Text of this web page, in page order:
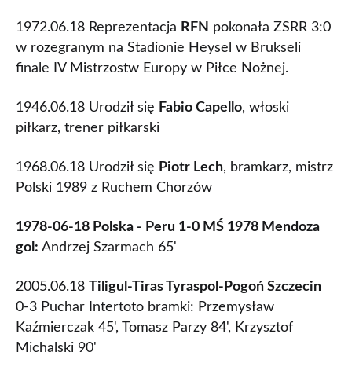
1972.06.18 Reprezentacja RFN pokonała ZSRR 3:0
w rozegranym na Stadionie Heysel w Brukseli
finale IV Mistrzostw Europy w Piłce Nożnej.
1946.06.18 Urodził się Fabio Capello, włoski
piłkarz, trener piłkarski
1968.06.18 Urodził się Piotr Lech, bramkarz, mistrz
Polski 1989 z Ruchem Chorzów
1978-06-18 Polska - Peru 1-0 MŚ 1978 Mendoza
gol: Andrzej Szarmach 65'
2005.06.18 Tiligul-Tiras Tyraspol-Pogoń Szczecin
0-3 Puchar Intertoto bramki: Przemysław
Kaźmierczak 45', Tomasz Parzy 84', Krzysztof
Michalski 90'